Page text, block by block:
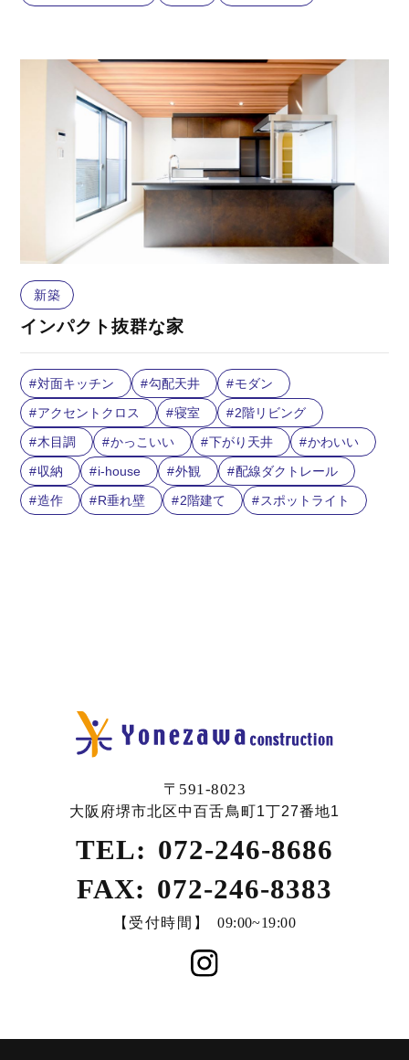
新築
インパクト抜群な家
対面キッチン 勾配天井
モダン
アクセントクロス
寝室
2階リビング
木目調
かっこいい 下がり天井
かわいい
収納
i-house 外観
配線ダクトレール
造作
R垂れ壁 2階建て スポットライト
〒591-8023
大阪府堺市北区中百舌鳥町1丁27番地1
TEL: 072-246-8686
FAX: 072-246-8383
【受付時間】 09:00~19:00